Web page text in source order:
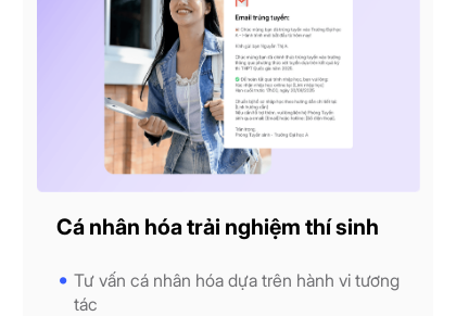
Tư vấn cá nhân hóa dựa trên hành vi tương
tác
Cá nhân hóa trải nghiệm thí sinh